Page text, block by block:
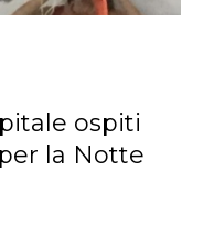
ospiti
la Notte